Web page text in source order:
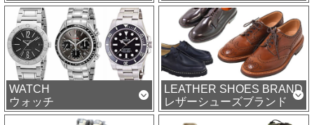
WATCH
ウォッチ
LEATHER SHOES BRAND
レザーシューズブランド